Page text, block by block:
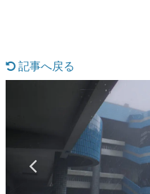
なんでゲーム
ゲーム開発者・
具体的な形から
です。
ゲームが変え
「経験値」「裏技
の起源や用法の変
イニーP氏が徹底調
記事へ戻る